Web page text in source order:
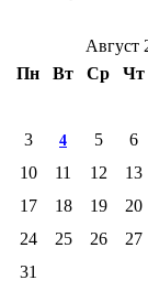
Август
Пн
Вт Ср Чт
3
4 5 6
10
11 12 13
17
18 19 20
24
25 26 27
31